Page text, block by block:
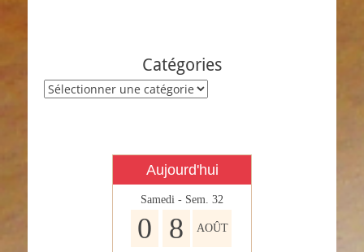
Catégories
Catégories
Aujourd'hui
Samedi - Sem. 32
0 8 AOÛT